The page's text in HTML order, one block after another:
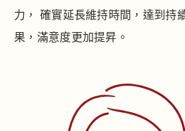
力， 確實延長維持時間，達到持
果，滿意度更加提昇。